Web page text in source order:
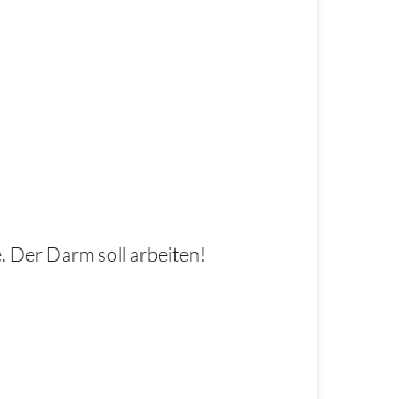
Der Darm soll arbeiten!